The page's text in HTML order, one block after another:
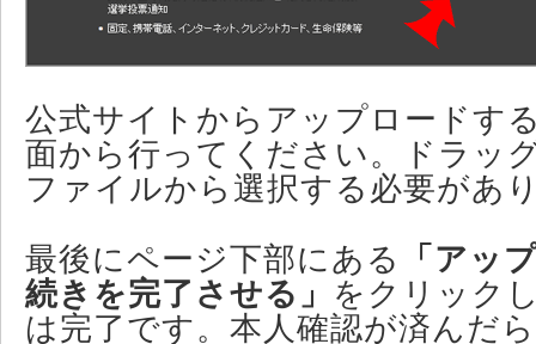
公式サイトからアップロードす
面から行ってください。ドラッ
ファイルから選択する必要があ
最後にページ下部にある
「アッ
続きを完了させる」 をクリック
は完了です。本人確認が済んだ